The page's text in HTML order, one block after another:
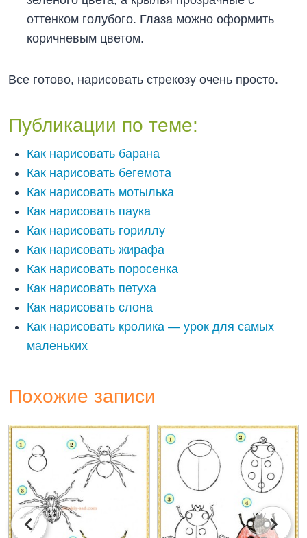
оттенком голубого. Глаза можно оформить
коричневым цветом.
Все готово, нарисовать стрекозу очень просто.
Публикации по теме:
Как нарисовать барана
Как нарисовать бегемота
Как нарисовать мотылька
Как нарисовать паука
Как нарисовать гориллу
Как нарисовать жирафа
Как нарисовать поросенка
Как нарисовать петуха
Как нарисовать слона
Как нарисовать кролика — урок для самых
маленьких
Похожие записи